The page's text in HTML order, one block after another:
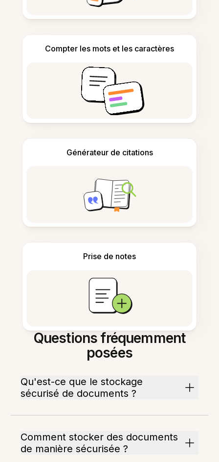
Compter les mots et les caractères
Générateur de citations
Prise de notes
Questions fréquemment
posées
Qu'est-ce que le stockage
sécurisé de documents ?
Comment stocker des documents
de manière sécurisée ?